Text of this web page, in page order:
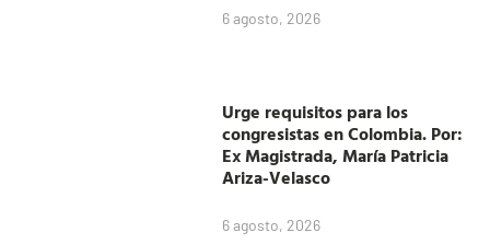
6 agosto, 2026
Urge requisitos para los
congresistas en Colombia. Por:
Ex Magistrada, María Patricia
Ariza-Velasco
6 agosto, 2026